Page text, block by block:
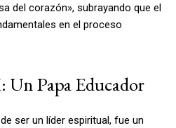
del corazón», subrayando que el
en el proceso
Un Papa Educador
ser un líder espiritual, fue un